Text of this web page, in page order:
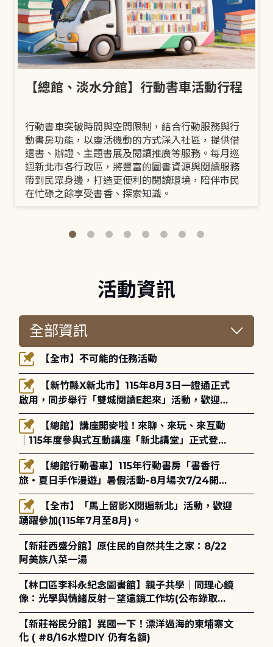
【總館、淡水分館】行動書車活動行程
行動書車突破時間與空間限制，結合行動服務與行
動書房功能，以靈活機動的方式深入社區，提供借
還書、辦證、主題書展及閱讀推廣等服務。每月巡
迴新北市各行政區，將豐富的圖書資源與閱讀服務
帶到民眾身邊，打造更便利的閱讀環境，陪伴市民
在忙碌之餘享受書香、探索知識。
活動資訊
【全市】不可能的任務活動
啟用，同步舉行「雙城閱讀E起來」活動，歡迎踴
躍參加(115年8月3日至10月4日)。
｜115年度參與式互動講座「新北講堂」正式登
場！
旅・夏日手作漫遊」暑假活動-8月場次7/24開始
報名
踴躍參加(115年7月至8月)。
【新莊西盛分館】原住民的自然共生之家：8/22
阿美族八菜一湯
【林口區李科永紀念圖書館】親子共學｜同理心鏡
像：光學與情緒反射－望遠鏡工作坊(公布錄取名
單)
【新莊裕民分館】異國一下！漂洋過海的柬埔寨文
化 ( #8/16水燈DIY 仍有名額)